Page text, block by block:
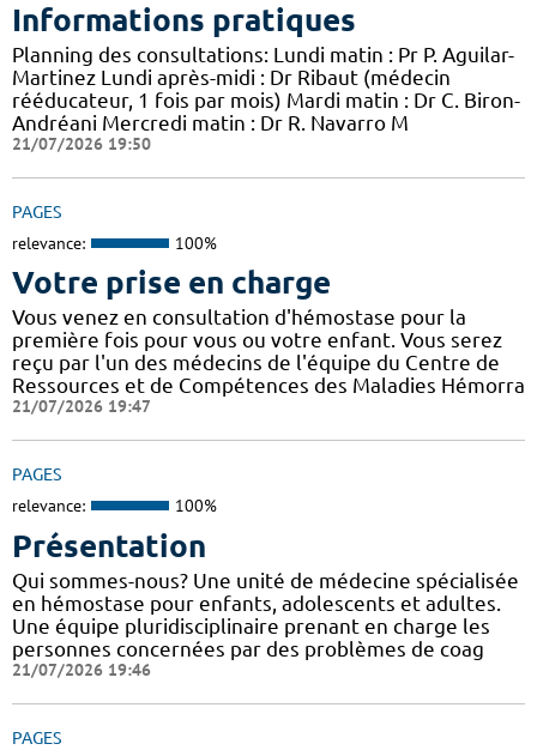
Informations pratiques
Planning des consultations: Lundi matin : Pr P. Aguilar-
Martinez Lundi après-midi : Dr Ribaut (médecin
rééducateur, 1 fois par mois) Mardi matin : Dr C. Biron-
Andréani Mercredi matin : Dr R. Navarro M
21/07/2026 19:50
PAGES
relevance: 100%
Votre prise en charge
Vous venez en consultation d'hémostase pour la
première fois pour vous ou votre enfant. Vous serez
reçu par l'un des médecins de l'équipe du Centre de
Ressources et de Compétences des Maladies Hémorra
21/07/2026 19:47
PAGES
relevance: 100%
Présentation
Qui sommes-nous? Une unité de médecine spécialisée
en hémostase pour enfants, adolescents et adultes.
Une équipe pluridisciplinaire prenant en charge les
personnes concernées par des problèmes de coag
21/07/2026 19:46
PAGES